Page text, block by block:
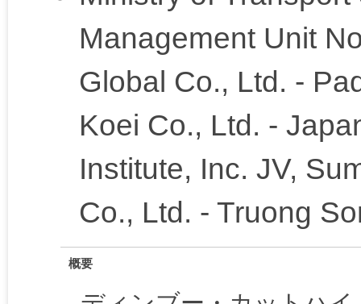
Management Unit
Global Co., Ltd. -
Koei Co., Ltd. -
Institute, Inc. JV,
Co., Ltd. - Truong
概要